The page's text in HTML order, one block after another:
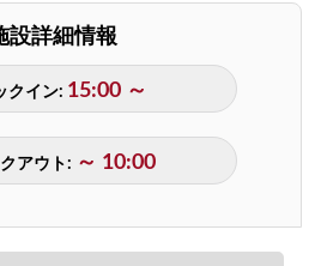
設詳細情報
クイン: 15:00 ～
アウト: ～ 10:00